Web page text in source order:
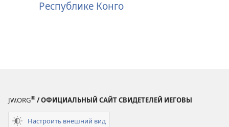
Республике Конго
JW.ORG® / ОФИЦИАЛЬНЫЙ САЙТ СВИДЕТЕЛЕЙ ИЕГОВЫ
Настроить внешний вид